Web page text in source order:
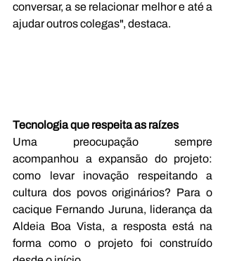
conversar, a se relacionar melhor e até a
ajudar outros colegas", destaca.
Tecnologia que respeita as raízes
Uma preocupação sempre
acompanhou a expansão do projeto:
como levar inovação respeitando a
cultura dos povos originários? Para o
cacique Fernando Juruna, liderança da
Aldeia Boa Vista, a resposta está na
forma como o projeto foi construído